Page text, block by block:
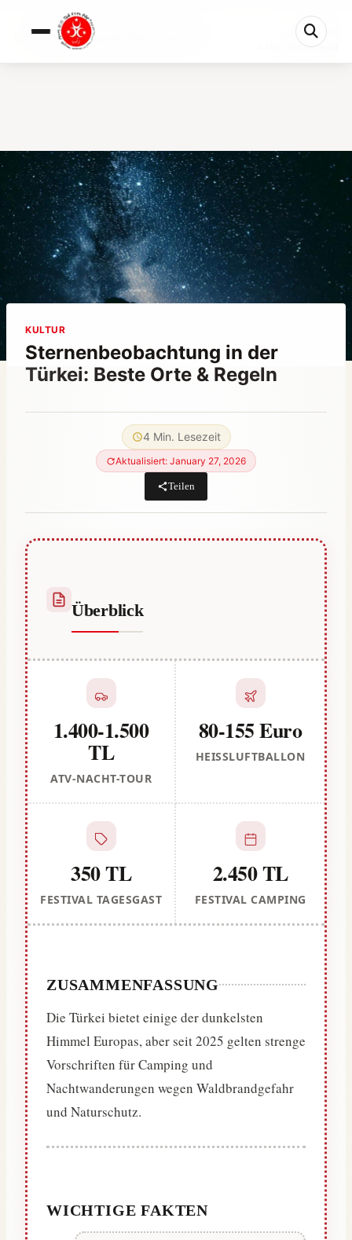
Sternenbeobachtung in der Türkei: Beste Orte &a...
4 Min. verbleibend
KULTUR
Sternenbeobachtung in der
Türkei: Beste Orte & Regeln
4 Min. Lesezeit
Aktualisiert: January 27, 2026
Teilen
Überblick
1.400-1.500
TL
ATV-NACHT-TOUR
80-155 Euro
HEISSLUFTBALLON
350 TL
FESTIVAL TAGESGAST
2.450 TL
FESTIVAL CAMPING
ZUSAMMENFASSUNG
Die Türkei bietet einige der dunkelsten
Himmel Europas, aber seit 2025 gelten strenge
Vorschriften für Camping und
Nachtwanderungen wegen Waldbrandgefahr
und Naturschutz.
WICHTIGE FAKTEN